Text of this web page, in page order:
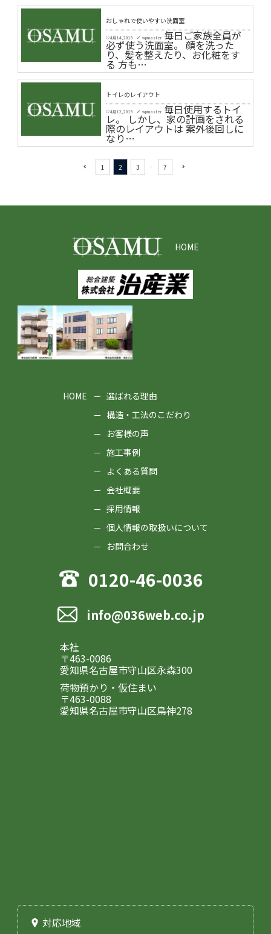
おしゃれで使いやすい洗面室
schedule 4月 14, 2019 create wpmaster 毎日ご家族全員が
必ず使う洗面室。 顔を洗った
り、髪を整えたり、お化粧をす
る 方も…
トイレのレイアウト
schedule 4月 12, 2019 create wpmaster 毎日使用するトイ
レ。 しかし、家の計画をされる
際のレイアウトは 案外後回しに
なり…
navigate_before 1 2 3 … 7 navigate_next
HOME
HOME
選ばれる理由
構造・工法のこだわり
お客様の声
施工事例
よくある質問
会社概要
採用情報
個人情報の取扱いについて
お問合わせ
0120-46-0036
info@036web.co.jp
本社
〒463-0086
愛知県名古屋市守山区永森300
荷物預かり・仮住まい
〒463-0088
愛知県名古屋市守山区鳥神278
対応地域